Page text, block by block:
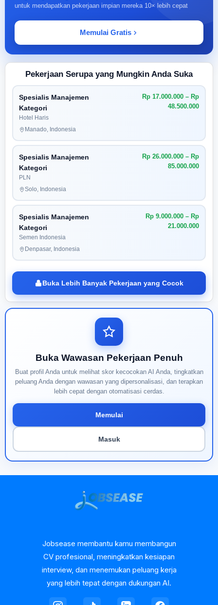
untuk mendapatkan pekerjaan impian mereka 10× lebih cepat
Memulai Gratis
Pekerjaan Serupa yang Mungkin Anda Suka
Spesialis Manajemen
Kategori
Hotel Haris
Rp 17.000.000 – Rp
48.500.000
Manado, Indonesia
Spesialis Manajemen
Kategori
PLN
Rp 26.000.000 – Rp
85.000.000
Solo, Indonesia
Spesialis Manajemen
Kategori
Semen Indonesia
Rp 9.000.000 – Rp
21.000.000
Denpasar, Indonesia
Buka Lebih Banyak Pekerjaan yang Cocok
Buka Wawasan Pekerjaan Penuh
Buat profil Anda untuk melihat skor kecocokan AI Anda, tingkatkan
peluang Anda dengan wawasan yang dipersonalisasi, dan terapkan
lebih cepat dengan otomatisasi cerdas.
Memulai
Masuk
Jobsease membantu kamu membangun
CV profesional, meningkatkan kesiapan
interview, dan menemukan peluang kerja
yang lebih tepat dengan dukungan AI.